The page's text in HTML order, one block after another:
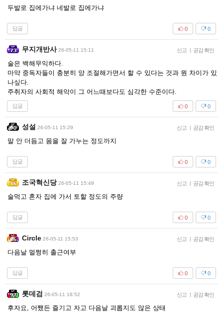
두발로 집에가냐 네발로 집에가냐
답글 0
0
무지개반사 26-05-11 15:11 신고 | 공감 확인
술은 백해무익하다.
마약 중독자들이 충분히 양 조절해가면서 할 수 있다는 것과 뭔 차이가 있
나싶다.
주취자의 사회적 해악이 그 어느때보다도 심각한 수준이다.
답글 0
0
성설 26-05-11 15:29 신고 | 공감 확인
말 안 더듬고 몸을 잘 가누는 정도까지
답글 0
0
조국혁신당 26-05-11 15:49 신고 | 공감 확인
술먹고 혼자 집에 가서 토할 정도의 주량
답글 0
0
Circle 26-05-11 15:53 신고 | 공감 확인
다음날 멀쩡히 출근여부
답글 0
0
롯데검 26-05-11 18:52 신고 | 공감 확인
후자요, 어쨌든 즐기고 자고 다음날 괴롭지도 않은 상태